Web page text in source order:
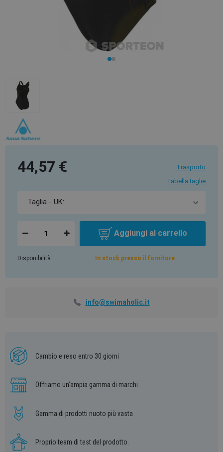
44,57 €
Trasporto
Tabella taglie
Aggiungi al carrello
Disponibilità: In stock presso il fornitore
info@swimaholic.it
Cambio e reso entro 30 giorni
Offriamo un’ampia gamma di marchi
Gamma di prodotti nuoto più vasta
Proprio team di test del prodotto.